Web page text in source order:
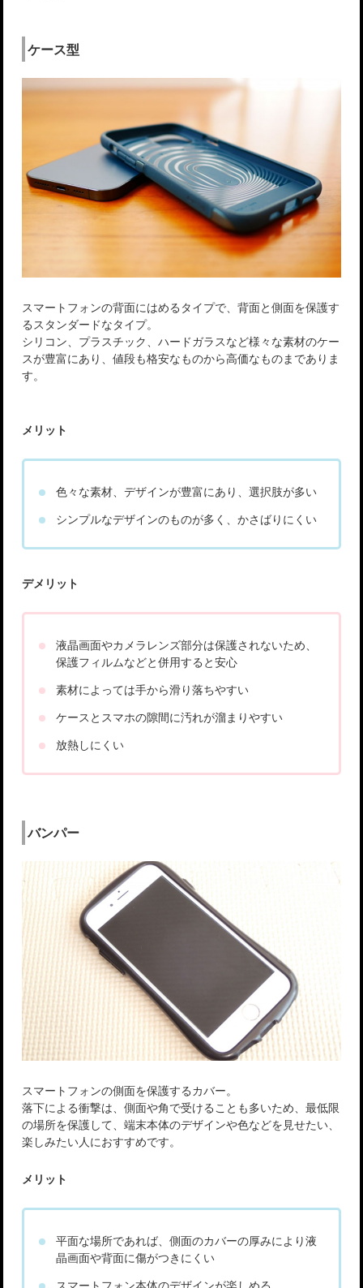
ケース型
スマートフォンの背面にはめるタイプで、背面と側面を保護す
るスタンダードなタイプ。
シリコン、プラスチック、ハードガラスなど様々な素材のケー
スが豊富にあり、値段も格安なものから高価なものまでありま
す。
メリット
色々な素材、デザインが豊富にあり、選択肢が多い
シンプルなデザインのものが多く、かさばりにくい
デメリット
液晶画面やカメラレンズ部分は保護されないため、
保護フィルムなどと併用すると安心
素材によっては手から滑り落ちやすい
ケースとスマホの隙間に汚れが溜まりやすい
放熱しにくい
バンパー
スマートフォンの側面を保護するカバー。
落下による衝撃は、側面や角で受けることも多いため、最低限
の場所を保護して、端末本体のデザインや色などを見せたい、
楽しみたい人におすすめです。
メリット
平面な場所であれば、側面のカバーの厚みにより液
晶画面や背面に傷がつきにくい